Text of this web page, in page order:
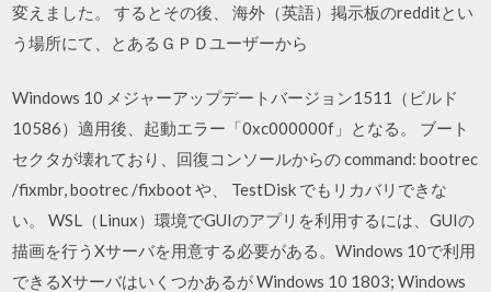
変えました。 するとその後、 海外（英語）掲示板のredditとい
う場所にて、とあるＧＰＤユーザーから
Windows 10 メジャーアップデートバージョン1511（ビルド
10586）適用後、起動エラー「0xc000000f」となる。 ブート
セクタが壊れており、回復コンソールからの command: bootrec
/fixmbr, bootrec /fixboot や、 TestDisk でもリカバリできな
い。 WSL（Linux）環境でGUIのアプリを利用するには、GUIの
描画を行うXサーバを用意する必要がある。Windows 10で利用
できるXサーバはいくつかあるが Windows 10 1803; Windows